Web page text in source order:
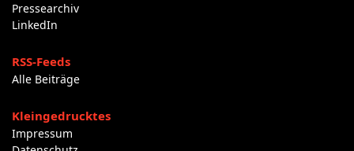
Pressearchiv
LinkedIn
RSS-Feeds
Alle Beiträge
Kleingedrucktes
Impressum